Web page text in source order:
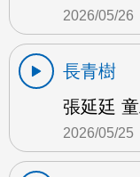
2026/05/26
長青樹
張延廷
2026/05/25